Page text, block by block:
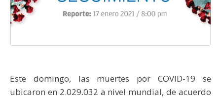
Este domingo, las muertes por COVID-19 se
ubicaron en 2.029.032 a nivel mundial, de acuerdo